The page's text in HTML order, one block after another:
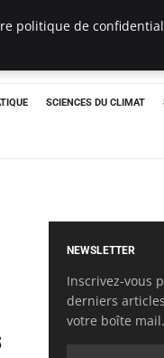
SCIENCES DU CLIMAT
NEWSLETTER
Inscrivez-vous
derniers
votre boîte mail.
politique de